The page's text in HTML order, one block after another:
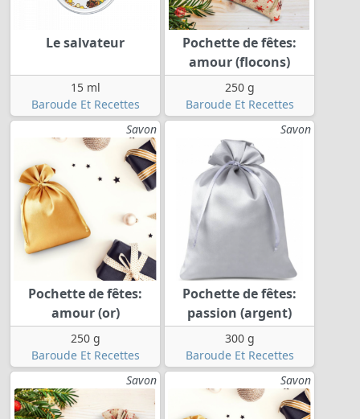
Le salvateur
15 ml
Baroude Et Recettes
Pochette de fêtes:
amour (flocons)
250 g
Baroude Et Recettes
Savon
Pochette de fêtes:
amour (or)
250 g
Baroude Et Recettes
Savon
Pochette de fêtes:
passion (argent)
300 g
Baroude Et Recettes
Savon
Savon